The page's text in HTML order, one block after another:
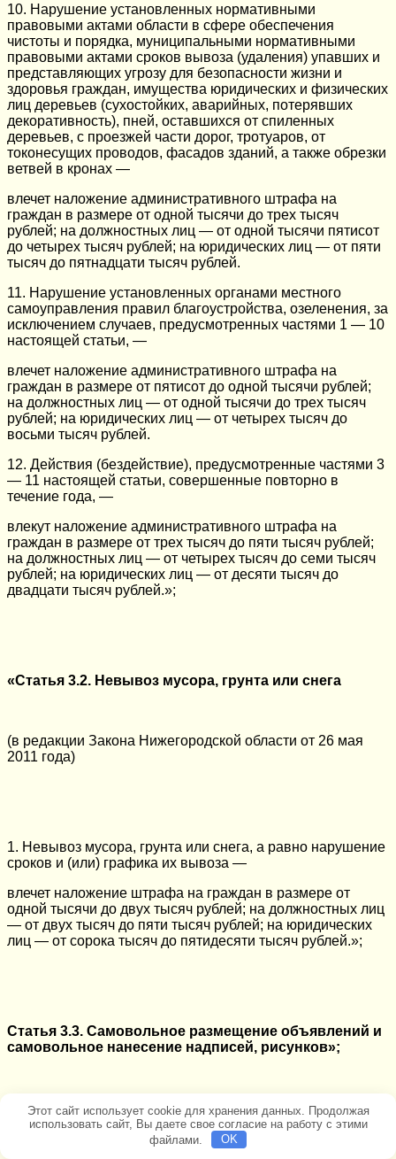
10. Нарушение установленных нормативными
правовыми актами области в сфере обеспечения
чистоты и порядка, муниципальными нормативными
правовыми актами сроков вывоза (удаления) упавших и
представляющих угрозу для безопасности жизни и
здоровья граждан, имущества юридических и физических
лиц деревьев (сухостойких, аварийных, потерявших
декоративность), пней, оставшихся от спиленных
деревьев, с проезжей части дорог, тротуаров, от
токонесущих проводов, фасадов зданий, а также обрезки
ветвей в кронах —
влечет наложение административного штрафа на
граждан в размере от одной тысячи до трех тысяч
рублей; на должностных лиц — от одной тысячи пятисот
до четырех тысяч рублей; на юридических лиц — от пяти
тысяч до пятнадцати тысяч рублей.
11. Нарушение установленных органами местного
самоуправления правил благоустройства, озеленения, за
исключением случаев, предусмотренных частями 1 — 10
настоящей статьи, —
влечет наложение административного штрафа на
граждан в размере от пятисот до одной тысячи рублей;
на должностных лиц — от одной тысячи до трех тысяч
рублей; на юридических лиц — от четырех тысяч до
восьми тысяч рублей.
12. Действия (бездействие), предусмотренные частями 3
— 11 настоящей статьи, совершенные повторно в
течение года, —
влекут наложение административного штрафа на
граждан в размере от трех тысяч до пяти тысяч рублей;
на должностных лиц — от четырех тысяч до семи тысяч
рублей; на юридических лиц — от десяти тысяч до
двадцати тысяч рублей.»;
«Статья 3.2. Невывоз мусора, грунта или снега
(в редакции Закона Нижегородской области от 26 мая
2011 года)
1. Невывоз мусора, грунта или снега, а равно нарушение
сроков и (или) графика их вывоза —
влечет наложение штрафа на граждан в размере от
одной тысячи до двух тысяч рублей; на должностных лиц
— от двух тысяч до пяти тысяч рублей; на юридических
лиц — от сорока тысяч до пятидесяти тысяч рублей.»;
Статья 3.3. Самовольное размещение объявлений и
самовольное нанесение надписей, рисунков»;
(в редакции Закона Нижегородской области от 26 мая
2011 года)
Этот сайт использует cookie для хранения данных. Продолжая
использовать сайт, Вы даете свое согласие на работу с этими
файлами.
OK